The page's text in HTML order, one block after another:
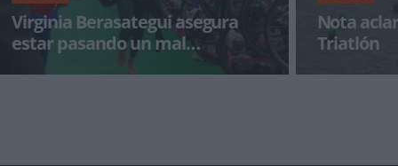
Virginia Berasategui asegura
estar pasando un mal
La triatleta bilbaina Virginia Berasategui dio
Nota
Triatlón